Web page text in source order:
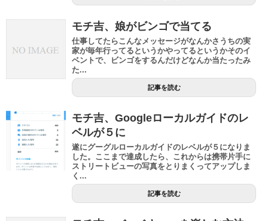
モチ吉、娘がビンゴで当てる
仕事してたらこんなメッセージがなんかさうちの実
家が毎年行ってるというかやってるというかそのイ
ベントで、ビンゴをするんだけどなんか当たったみ
た...
記事を読む
モチ吉、Googleローカルガイドのレ
ベルが５に
遂にグーグルローカルガイドのレベルが５になりま
した。ここまで達成したら、これからは携帯片手に
ストリートビューの写真をとりまくってアップしま
く...
記事を読む